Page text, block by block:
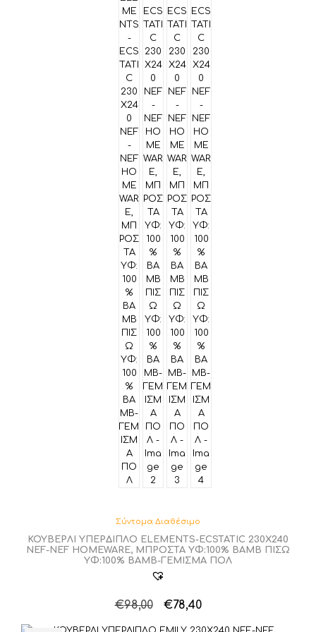
Σύντομα Διαθέσιμο
ΚΟΥΒΕΡΛΙ ΥΠΕΡΔΙΠΛΟ ELEMENTS-ECSTATIC 230X240
NEF-NEF HOMEWARE, ΜΠΡΟΣΤΑ ΥΦ:100% BAMB ΠΙΣΩ
ΥΦ:100% ΒΑΜΒ-ΓΕΜΙΣΜΑ ΠΟΛ
€98,00
Original
€78,40Η